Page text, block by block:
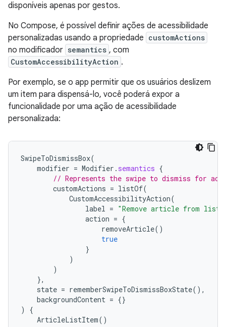
disponíveis apenas por gestos.
No Compose, é possível definir ações de acessibilidade
personalizadas usando a propriedade customActions
no modificador semantics , com
CustomAccessibilityAction .
Por exemplo, se o app permitir que os usuários deslizem
um item para dispensá-lo, você poderá expor a
funcionalidade por uma ação de acessibilidade
personalizada:
SwipeToDismissBox(
modifier = Modifier . semantics {
// Represents the swipe to dismiss for
customActions = listOf(
CustomAccessibilityAction(
label = "Remove article from list"
action = {
removeArticle()
true
}
)
)
},
state = rememberSwipeToDismissBoxState(),
backgroundContent = {}
)
{
ArticleListItem()